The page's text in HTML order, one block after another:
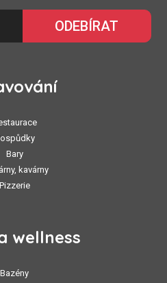
ODEBÍRAT
Bary
kavárny
Pizzerie
wellness
Bazény